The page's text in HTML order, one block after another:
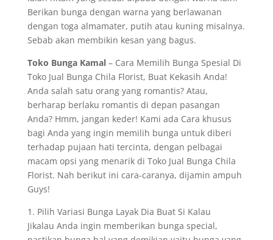
Berikan bunga dengan warna yang berlawanan
dengan toga almamater, putih atau kuning misalnya.
Sebab akan membikin kesan yang bagus.
Toko Bunga Kamal– Cara Memilih Bunga Spesial Di
Toko Jual Bunga Chila Florist, Buat Kekasih Anda!
Anda salah satu orang yang romantis? Atau,
berharap berlaku romantis di depan pasangan
Anda? Hmm, jangan keder! Kami ada Cara khusus
bagi Anda yang ingin memilih bunga untuk diberi
terhadap pujaan hati tercinta, dengan pelbagai
macam opsi yang menarik di Toko Jual Bunga Chila
Florist. Nah berikut ini cara-caranya, dijamin ampuh
Guys!
1. Pilih Variasi Bunga Layak Dia Buat Si Kalau
Jikalau Anda ingin memberikan bunga special,